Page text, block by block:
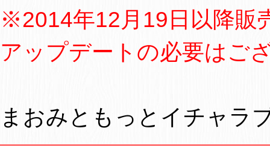
※2014年12月19日以降販
アップデートの必要はご
まおみともっとイチャラ